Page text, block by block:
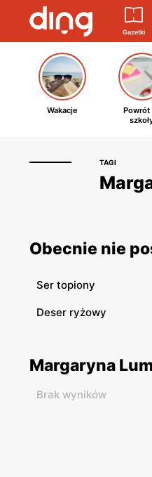
Gazetki
Wakacje
Powrót
TAGI
Obecnie nie
Ser topiony
Deser ryżowy
Margaryna
Brak wyników